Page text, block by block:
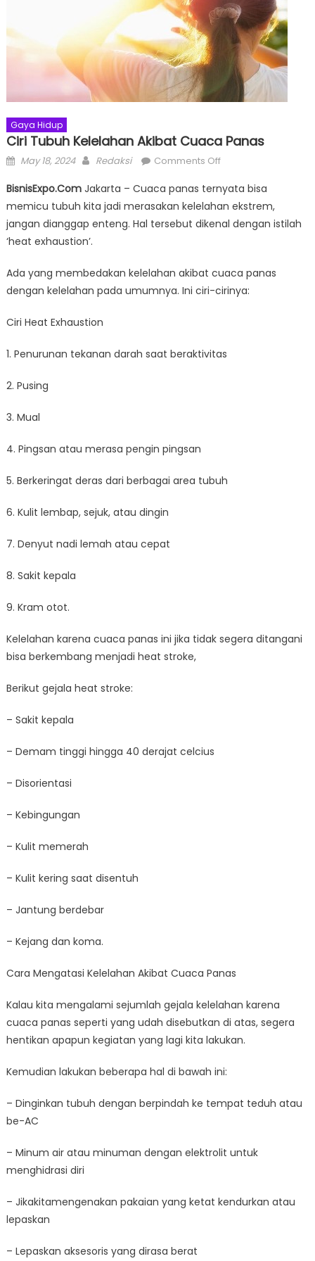
Gaya Hidup
Ciri Tubuh Kelelahan Akibat Cuaca Panas
Posted
May 18, 2024 Author
Redaksi Comments Offon
Tubuh
Kelelahan
Akibat
BisnisExpo.ComJakarta – Cuaca panas ternyata bisa
memicu tubuh kita jadi merasakan kelelahan ekstrem,
jangan dianggap enteng. Hal tersebut dikenal dengan istilah
‘heat exhaustion’.
Ada yang membedakan kelelahan akibat cuaca panas
dengan kelelahan pada umumnya. Ini ciri-cirinya:
Ciri Heat Exhaustion
1. Penurunan tekanan darah saat beraktivitas
2. Pusing
3. Mual
4. Pingsan atau merasa pengin pingsan
5. Berkeringat deras dari berbagai area tubuh
6. Kulit lembap, sejuk, atau dingin
7. Denyut nadi lemah atau cepat
8. Sakit kepala
9. Kram otot.
Kelelahan karena cuaca panas ini jika tidak segera ditangani
bisa berkembang menjadi heat stroke,
Berikut gejala heat stroke:
– Sakit kepala
– Demam tinggi hingga 40 derajat celcius
– Disorientasi
– Kebingungan
– Kulit memerah
– Kulit kering saat disentuh
– Jantung berdebar
– Kejang dan koma.
Cara Mengatasi Kelelahan Akibat Cuaca Panas
Kalau kita mengalami sejumlah gejala kelelahan karena
cuaca panas seperti yang udah disebutkan di atas, segera
hentikan apapun kegiatan yang lagi kita lakukan.
Kemudian lakukan beberapa hal di bawah ini:
– Dinginkan tubuh dengan berpindah ke tempat teduh atau
be-AC
– Minum air atau minuman dengan elektrolit untuk
menghidrasi diri
– Jikakitamengenakan pakaian yang ketat kendurkan atau
lepaskan
– Lepaskan aksesoris yang dirasa berat